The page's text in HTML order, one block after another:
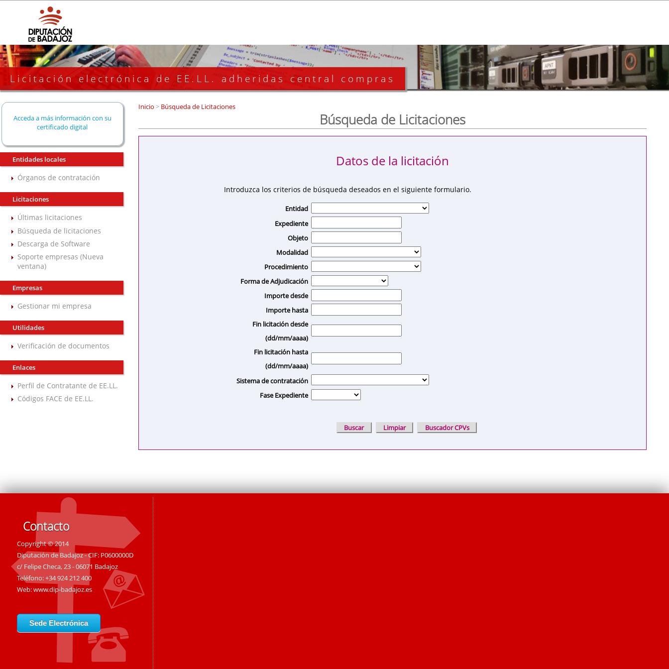
Licitación electrónica de EE.LL. adheridas central compras
Acceda a más información con su
certificado digital
Entidades locales
Órganos de contratación
Licitaciones
Últimas licitaciones
Búsqueda de licitaciones
Descarga de Software
Soporte empresas (Nueva
ventana)
Empresas
Gestionar mi empresa
Utilidades
Verificación de documentos
Enlaces
Perfil de Contratante de EE.LL.
Códigos FACE de EE.LL.
Inicio >Búsqueda de Licitaciones
Búsqueda de Licitaciones
Introduzca los criterios de búsqueda deseados en el siguiente formulario.
Datos de la licitación
Entidad
Expediente
Objeto
Modalidad
Procedimiento
Forma de Adjudicación
Importe desde
Importe hasta
Fin licitación desde
(dd/mm/aaaa)
Fin licitación hasta
(dd/mm/aaaa)
Sistema de contratación
Fase Expediente
Contacto
Copyright © 2014
Diputación de Badajoz - CIF: P0600000D
c/ Felipe Checa, 23 - 06071 Badajoz
Teléfono: +34 924 212 400
Web:www.dip-badajoz.es
Sede Electrónica